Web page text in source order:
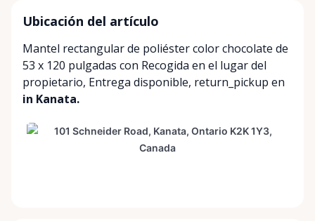
Ubicación del artículo
Mantel rectangular de poliéster color chocolate de
53 x 120 pulgadas con Recogida en el lugar del
propietario, Entrega disponible, return_pickup en
in Kanata.